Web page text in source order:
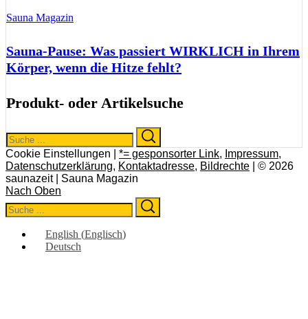
Sauna Magazin
Sauna-Pause: Was passiert WIRKLICH in Ihrem
Körper, wenn die Hitze fehlt?
Produkt- oder Artikelsuche
Search
for:
Cookie Einstellungen | *= gesponsorter Link, Impressum,
Datenschutzerklärung, Kontaktadresse, Bildrechte | © 2026
saunazeit | Sauna Magazin
Nach Oben
Search
for:
English (Englisch)
Deutsch